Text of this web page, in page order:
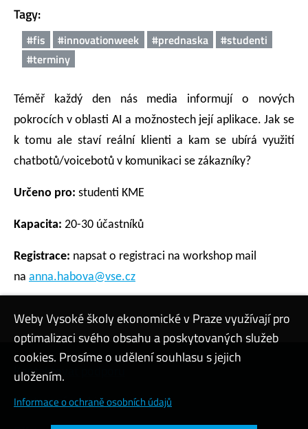
Tagy:
#fis #innovationweek #prednaska
#studenti
#terminy
Téměř každý den nás media informují o nových
pokrocích v oblasti AI a možnostech její aplikace. Jak se
k tomu ale staví reální klienti a kam se ubírá využití
chatbotů/voicebotů v komunikaci se zákazníky?
Určeno pro: studenti KME
Kapacita: 20-30 účastníků
Registrace: napsat o registraci na workshop mail
na anna.habova@vse.cz
Kontaktovat podporu
Nastavení cookies
Weby Vysoké školy ekonomické v Praze využívají pro
optimalizaci svého obsahu a poskytovaných služeb
cookies. Prosíme o udělení souhlasu s jejich
uložením.
Informace o ochraně osobních údajů